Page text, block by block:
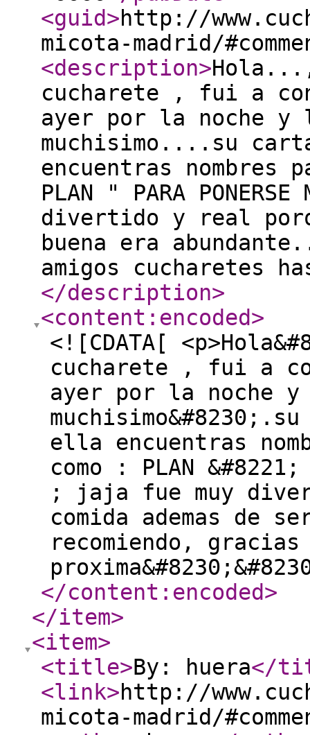
<guid>http://
micota-madrid/
<description>
cucharete , fui a
ayer por la noche y
muchisimo....su
encuentras nombres
PLAN " PARA
divertido y real
buena era
amigos cucharetes
</description>
<content:encoded>
<![CDATA[
cucharete , fui a
ayer por la noche y
ella encuentras
como : PLAN &#8221;
; jaja fue muy
comida ademas de
recomiendo,
</content:encoded>
</item>
<item>
<title>By: huera</
<link>http://
micota-madrid/